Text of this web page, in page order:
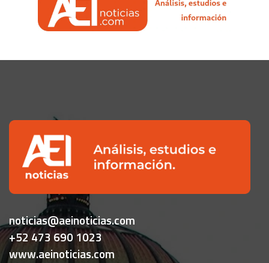
noticias@aeinoticias.com
+52 473 690 1023
www.aeinoticias.com